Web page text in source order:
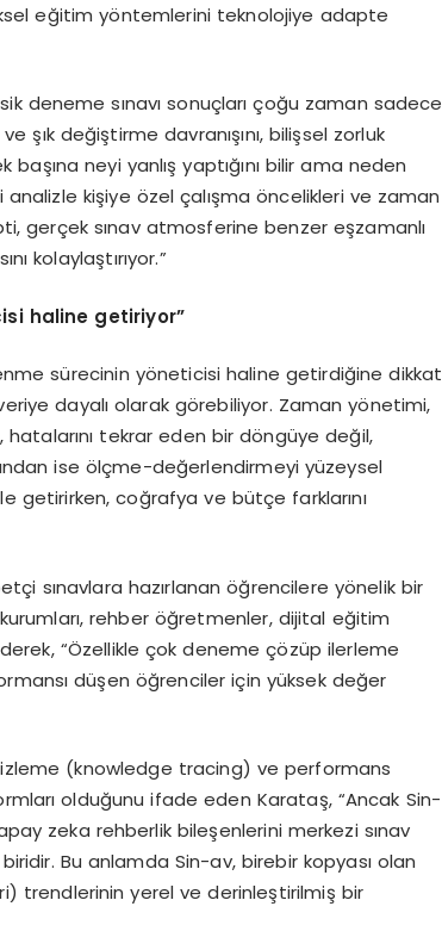
eğitim yöntemlerini teknolojiye adapte
deneme sınavı sonuçları çoğu zaman sadece
şık değiştirme davranışını, bilişsel zorluk
neyi yanlış yaptığını bilir ama neden
kişiye özel çalışma öncelikleri ve zaman
gerçek sınav atmosferine benzer eşzamanlı
kolaylaştırıyor.”
haline getiriyor”
sürecinin yöneticisi haline getirdiğine dikkat
dayalı olarak görebiliyor. Zaman yönetimi,
tekrar eden bir döngüye değil,
ise ölçme-değerlendirmeyi yüzeysel
getirirken, coğrafya ve bütçe farklarını
sınavlara hazırlanan öğrencilere yönelik bir
rehber öğretmenler, dijital eğitim
“Özellikle çok deneme çözüp ilerleme
düşen öğrenciler için yüksek değer
(knowledge tracing) ve performans
olduğunu ifade eden Karataş, “Ancak Sin-
zeka rehberlik bileşenlerini merkezi sınav
Bu anlamda Sin-av, birebir kopyası olan
trendlerinin yerel ve derinleştirilmiş bir